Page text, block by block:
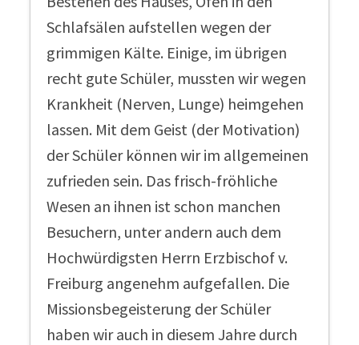
Schlafsälen aufstellen wegen der
grimmigen Kälte. Einige, im übrigen
recht gute Schüler, mussten wir wegen
Krankheit (Nerven, Lunge) heimgehen
lassen. Mit dem Geist (der Motivation)
der Schüler können wir im allgemeinen
zufrieden sein. Das frisch-fröhliche
Wesen an ihnen ist schon manchen
Besuchern, unter andern auch dem
Hochwürdigsten Herrn Erzbischof v.
Freiburg angenehm aufgefallen. Die
Missionsbegeisterung der Schüler
haben wir auch in diesem Jahre durch